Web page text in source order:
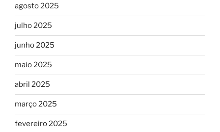
agosto 2025
julho 2025
junho 2025
maio 2025
abril 2025
março 2025
fevereiro 2025